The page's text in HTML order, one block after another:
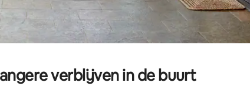
verblijven in de buurt